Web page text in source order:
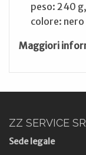
peso: 240
colore: nero
Maggiori
ZZ SERVICE
Sede legale